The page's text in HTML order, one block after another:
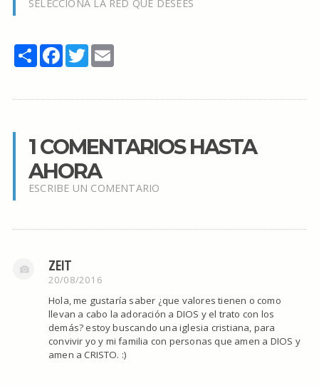
SELECCIONA LA RED QUE DESEES
Share Facebook
TwitterEmail
1 COMENTARIOS HASTA
AHORA
ESCRIBE UN COMENTARIO
ZEIT
20/08/2016
Hola, me gustaría saber ¿que valores tienen o como
llevan a cabo la adoración a DIOS y el trato con los
demás? estoy buscando una iglesia cristiana, para
convivir yo y mi familia con personas que amen a DIOS y
amen a CRISTO. :)